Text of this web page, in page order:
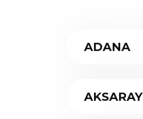
ADANA
AKSARAY